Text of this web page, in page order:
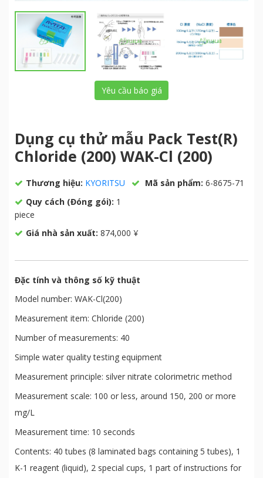
Yêu cầu báo giá
Dụng cụ thử mẫu Pack Test(R)
Chloride (200) WAK-Cl (200)
Thương hiệu: KYORITSU Mã sản phẩm: 6-8675-71
Quy cách (Đóng gói): 1
piece
Giá nhà sản xuất: 874,000 ¥
Đặc tính và thông số kỹ thuật
Model number: WAK-Cl(200)
Measurement item: Chloride (200)
Number of measurements: 40
Simple water quality testing equipment
Measurement principle: silver nitrate colorimetric method
Measurement scale: 100 or less, around 150, 200 or more
mg/L
Measurement time: 10 seconds
Contents: 40 tubes (8 laminated bags containing 5 tubes), 1
K-1 reagent (liquid), 2 special cups, 1 part of instructions for